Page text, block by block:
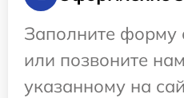
Заполните форму
или позвоните
указанному на